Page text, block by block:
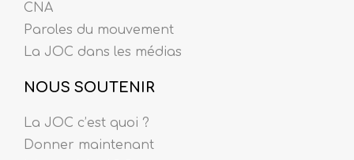
CNA
Paroles du mouvement
La JOC dans les médias
NOUS SOUTENIR
La JOC c’est quoi ?
Donner maintenant